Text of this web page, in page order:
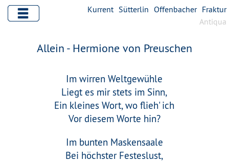
Kurrent Sütterlin Offenbacher Fraktur
Antiqua
Allein - Hermione von Preuschen
Im wirren Weltgewühle
Liegt es mir stets im Sinn,
Ein kleines Wort, wo flieh' ich
Vor diesem Worte hin?
Im bunten Maskensaale
Bei höchster Festeslust,